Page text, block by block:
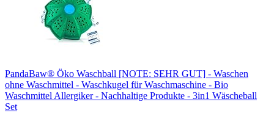
PandaBaw® Öko Waschball [NOTE: SEHR GUT] - Waschen
ohne Waschmittel - Waschkugel für Waschmaschine - Bio
Waschmittel Allergiker - Nachhaltige Produkte - 3in1 Wäscheball
Set